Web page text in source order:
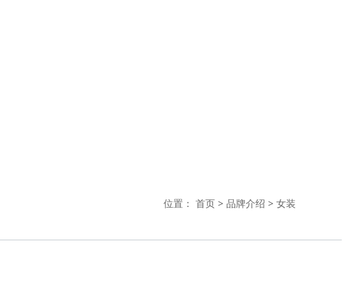
位置： 首页 > 品牌介绍 > 女装